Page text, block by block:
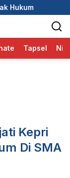
Pekanbaru
Tapsel
Kepri
Di SMA